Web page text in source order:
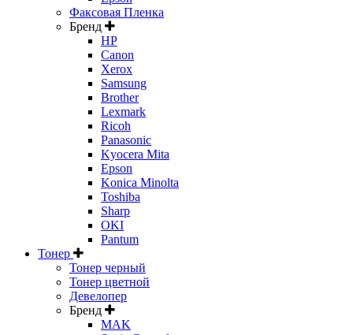
Факсовая Пленка
Бренд
HP
Canon
Xerox
Samsung
Brother
Lexmark
Ricoh
Panasonic
Kyocera Mita
Epson
Konica Minolta
Toshiba
Sharp
OKI
Pantum
Тонер
Тонер черный
Тонер цветной
Девелопер
Бренд
MAK